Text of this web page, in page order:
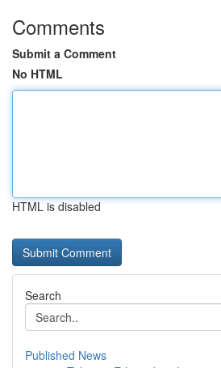
Comments
Submit a Comment
No HTML
HTML is disabled
Search
Published News